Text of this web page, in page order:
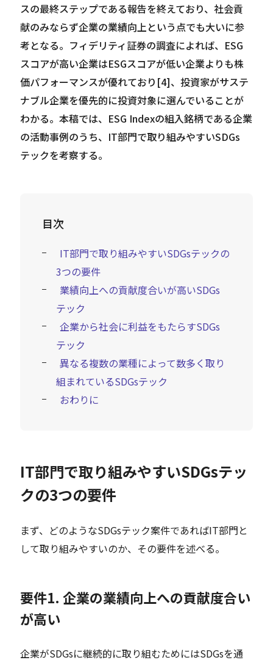
スの最終ステップである報告を終えており、社会貢
献のみならず企業の業績向上という点でも大いに参
考となる。フィデリティ証券の調査によれば、ESG
スコアが高い企業はESGスコアが低い企業よりも株
価パフォーマンスが優れており[4]、投資家がサステ
ナブル企業を優先的に投資対象に選んでいることが
わかる。本稿では、ESG Indexの組入銘柄である企業
の活動事例のうち、IT部門で取り組みやすいSDGs
テックを考察する。
目次
IT部門で取り組みやすいSDGsテックの
3つの要件
業績向上への貢献度合いが高いSDGs
テック
企業から社会に利益をもたらすSDGs
テック
異なる複数の業種によって数多く取り
組まれているSDGsテック
おわりに
IT部門で取り組みやすいSDGsテッ
クの3つの要件
まず、どのようなSDGsテック案件であればIT部門と
して取り組みやすいのか、その要件を述べる。
要件1. 企業の業績向上への貢献度合い
が高い
企業がSDGsに継続的に取り組むためにはSDGsを通